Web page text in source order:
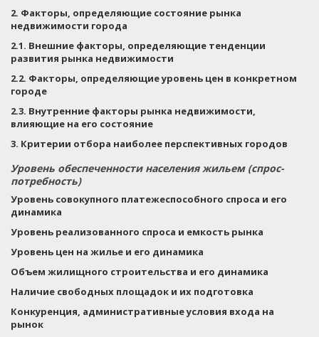
2. Факторы, определяющие состояние рынка
недвижимости города
2.1. Внешние факторы, определяющие тенденции
развития рынка недвижимости
2.2. Факторы, определяющие уровень цен в конкретном
городе
2.3. Внутренние факторы рынка недвижимости,
влияющие на его состояние
3. Критерии отбора наиболее перспективных городов
Уровень обеспеченности населения жильем (спрос-
потребность)
Уровень совокупного платежеспособного спроса и его
динамика
Уровень реализованного спроса и емкость рынка
Уровень цен на жилье и его динамика
Объем жилищного строительства и его динамика
Наличие свободных площадок и их подготовка
Конкуренция, административные условия входа на
рынок